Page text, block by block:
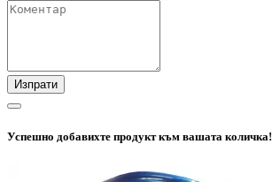
Изпрати
Успешно добавихте продукт към вашата количка!